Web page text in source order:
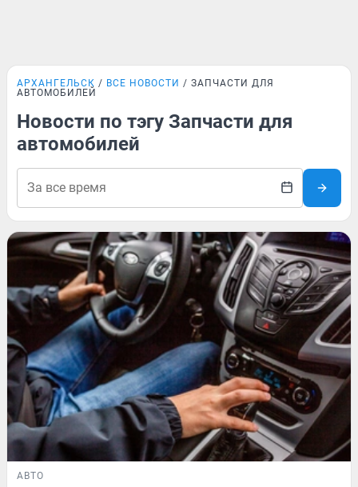
АРХАНГЕЛЬСК ВСЕ НОВОСТИ
ЗАПЧАСТИ ДЛЯ
АВТОМОБИЛЕЙ
Новости по тэгу Запчасти для
автомобилей
АВТО